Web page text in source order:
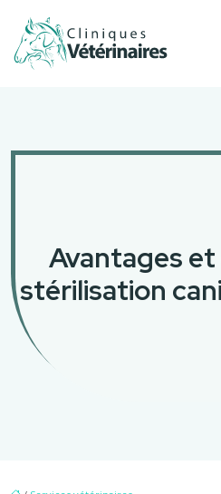
Avantages
stérilisation